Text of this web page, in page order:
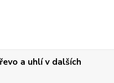
a uhlí v dalších